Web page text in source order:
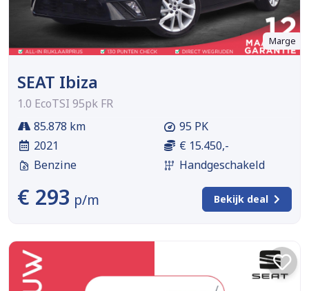
Marge
SEAT Ibiza
1.0 EcoTSI 95pk FR
85.878 km
2021
Benzine
95 PK
€ 15.450,-
Handgeschakeld
€ 293 p/m Bekijk deal